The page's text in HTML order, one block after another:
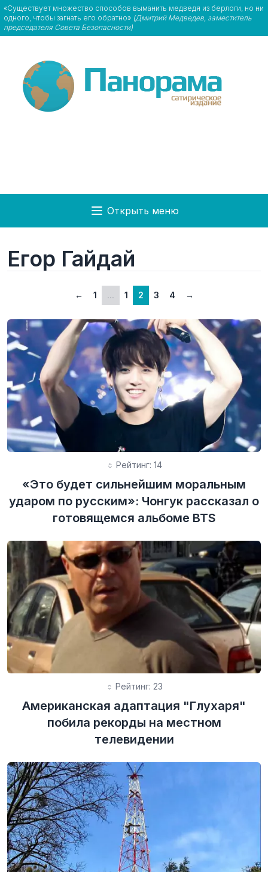
«Существует множество способов выманить медведя из берлоги, но ни
одного, чтобы загнать его обратно» (Дмитрий Медведев, заместитель
председателя Совета Безопасности)
Открыть меню
Егор Гайдай
← 1 ... 1 2 3 4 →
Рейтинг: 14
«Это будет сильнейшим моральным
ударом по русским»: Чонгук рассказал о
готовящемся альбоме BTS
Рейтинг: 23
Американская адаптация "Глухаря"
побила рекорды на местном
телевидении